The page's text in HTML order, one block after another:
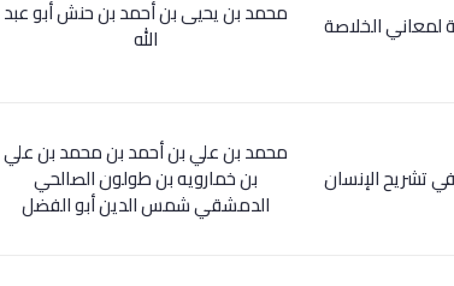
لمعاني الخلاصة محمد بن يحيى بن أحمد بن حنش أبو عبد
الله
تشريح الإنسان
محمد بن علي بن أحمد بن محمد بن علي
بن خمارويه بن طولون الصالحي
الدمشقي شمس الدين أبو الفضل